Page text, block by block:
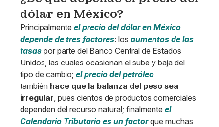
dólar en México?
Principalmente el precio del dólar en México
depende de tres factores: los aumentos de las
tasas por parte del Banco Central de Estados
Unidos, las cuales ocasionan el sube y baja del
tipo de cambio; el precio del petróleo
también hace que la balanza del peso sea
irregular , pues cientos de productos comerciales
dependen del recurso natural; finalmente el
Calendario Tributario es un factorque muchas